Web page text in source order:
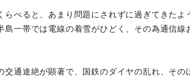
べると、あまり問題にされずに過ぎてきた
一帯では電線の着雪がひどく、その為通信
通途絶が顕著で、国鉄のダイヤの乱れ、そ